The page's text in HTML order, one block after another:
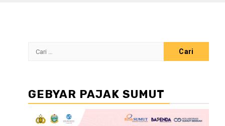
Cari
GEBYAR PAJAK SUMUT